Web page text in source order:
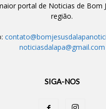
portal de Noticias de Bom
região.
noticiasdalapa@gmail.com
SIGA-NOS